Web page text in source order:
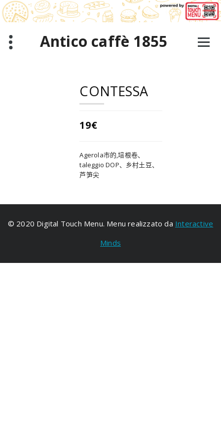
跳
至
正
Antico caffè 1855
CONTESSA
19€
Agerola市的,培根卷、
taleggio DOP、乡村土豆、
芦笋尖
© 2020 Digital Touch Menu. Menu realizzato da Interactive
Minds